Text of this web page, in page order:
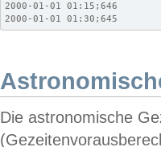
2000-01-01 01:15;646
2000-01-01 01:30;645
Die astronomische